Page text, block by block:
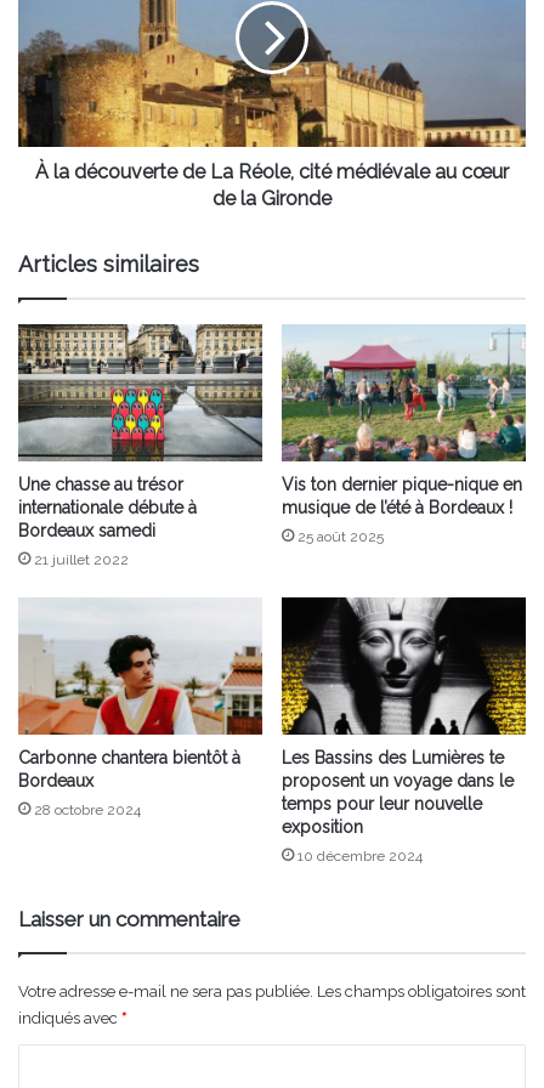
La
Réole,
cité
médiévale
au
cœur
À la découverte de La Réole, cité médiévale au cœur
de la Gironde
Articles similaires
Une chasse au trésor
internationale débute à
Bordeaux samedi
21 juillet 2022
Vis ton dernier pique-nique en
musique de l’été à Bordeaux !
25 août 2025
Carbonne chantera bientôt à
Bordeaux
28 octobre 2024
Les Bassins des Lumières te
proposent un voyage dans le
temps pour leur nouvelle
exposition
10 décembre 2024
Laisser un commentaire
Votre adresse e-mail ne sera pas publiée. Les champs obligatoires sont
indiqués avec *